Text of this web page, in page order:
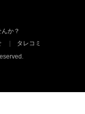
か？
タレコミ